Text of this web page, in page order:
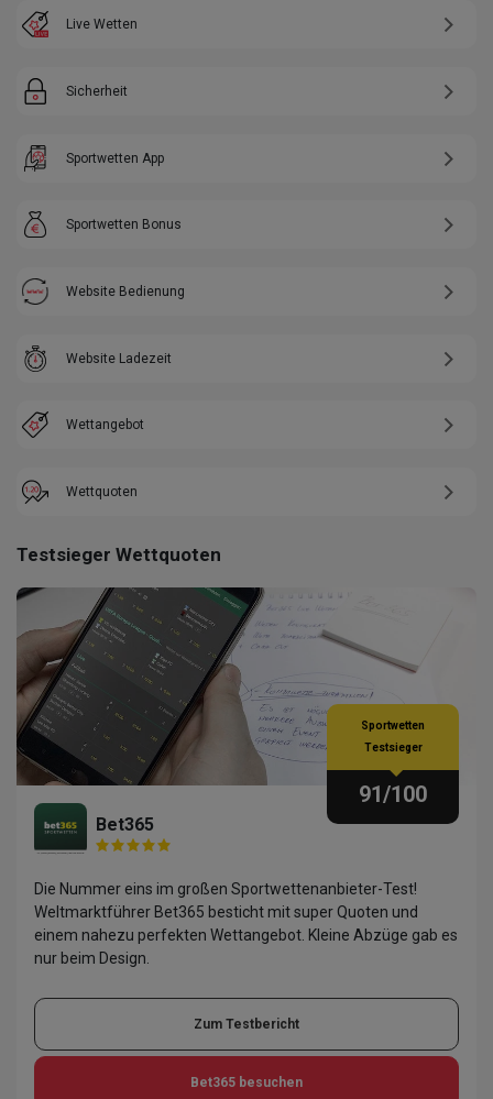
Live Wetten
Sicherheit
Sportwetten App
Sportwetten Bonus
Website Bedienung
Website Ladezeit
Wettangebot
Wettquoten
Testsieger Wettquoten
Bet365
Sportwetten
Testsieger
91/100
Die Nummer eins im großen Sportwettenanbieter-Test!
Weltmarktführer Bet365 besticht mit super Quoten und
einem nahezu perfekten Wettangebot. Kleine Abzüge gab es
nur beim Design.
Zum Testbericht
Bet365 besuchen